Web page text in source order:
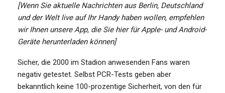
[Wenn Sie aktuelle Nachrichten aus Berlin, Deutschland
und der Welt live auf Ihr Handy haben wollen, empfehlen
wir Ihnen unsere App, die Sie hier für Apple- und Android-
Geräte herunterladen können]
Sicher, die 2000 im Stadion anwesenden Fans waren
negativ getestet. Selbst PCR-Tests geben aber
bekanntlich keine 100-prozentige Sicherheit, von den für